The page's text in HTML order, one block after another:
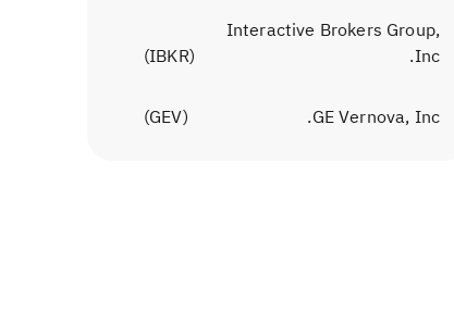
Interactive Brokers Group,
Inc.
(
IBKR
)
GE Vernova, Inc.
(
GEV
)